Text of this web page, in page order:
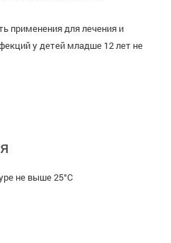
применения для лечения и
у детей младше 12 лет не
не выше 25°C